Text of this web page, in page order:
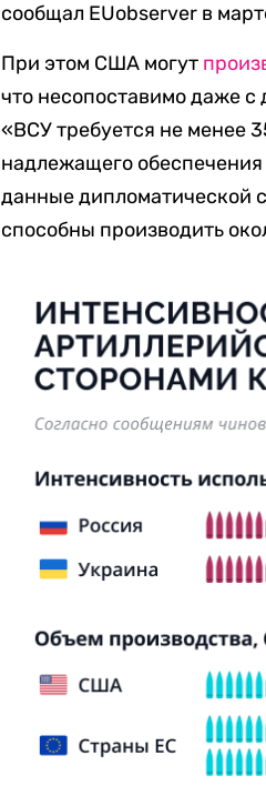
сообщал EUobserver в
При этом США могут
что несопоставимо даже
«ВСУ требуется не менее
надлежащего
данные дипломатической
способны производить